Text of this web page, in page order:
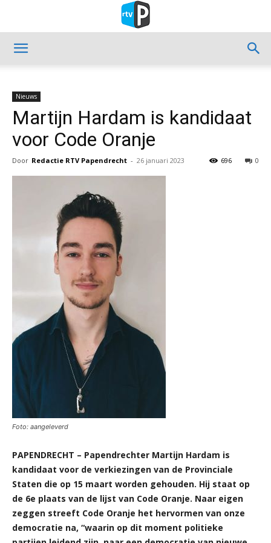
Nieuws
Martijn Hardam is kandidaat
voor Code Oranje
Door Redactie RTV Papendrecht - 26 januari 2023 0
696
Foto: aangeleverd
PAPENDRECHT – Papendrechter Martijn Hardam is
kandidaat voor de verkiezingen van de Provinciale
Staten die op 15 maart worden gehouden. Hij staat op
de 6e plaats van de lijst van Code Oranje. Naar eigen
zeggen streeft Code Oranje het hervormen van onze
democratie na, “waarin op dit moment politieke